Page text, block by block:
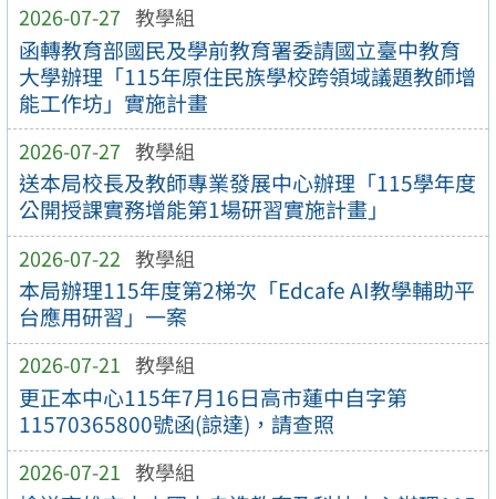
2026-07-27 教學組
函轉教育部國民及學前教育署委請國立臺中教育
大學辦理「115年原住民族學校跨領域議題教師增
能工作坊」實施計畫
2026-07-27 教學組
送本局校長及教師專業發展中心辦理「115學年度
公開授課實務增能第1場研習實施計畫」
2026-07-22 教學組
本局辦理115年度第2梯次「Edcafe AI教學輔助平
台應用研習」一案
2026-07-21 教學組
更正本中心115年7月16日高市蓮中自字第
11570365800號函(諒達)，請查照
2026-07-21 教學組